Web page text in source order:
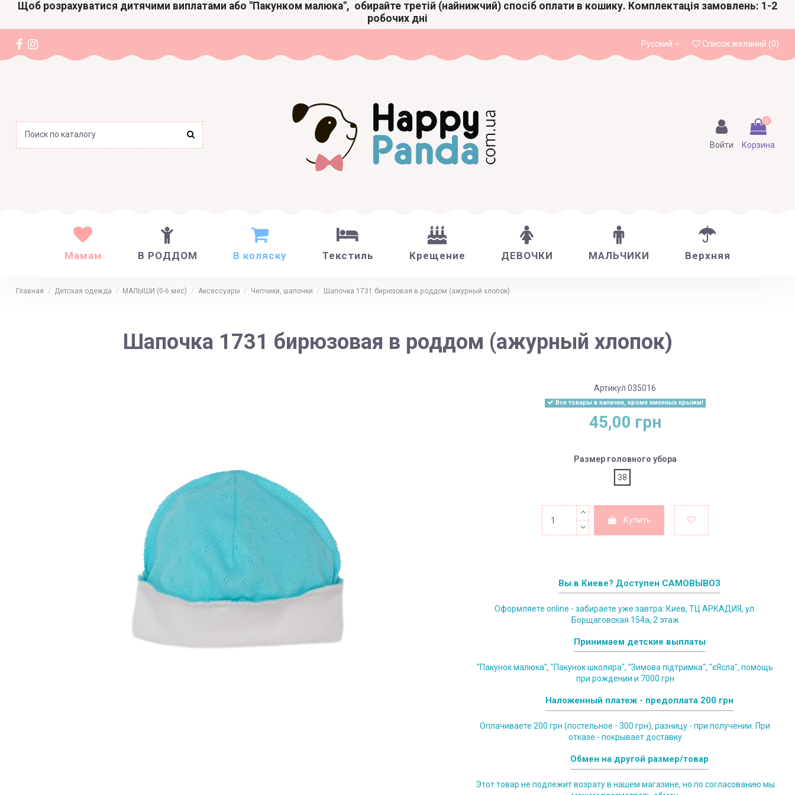
Щоб розрахуватися дитячими виплатами або "Пакунком малюка", обирайте третій (найнижчий) спосіб оплати в кошику. Комплектація замовлень: 1-2
робочих дні
Русский Список желаний (0)
Войти
0
Корзина
Мамам В РОДДОМ В коляску Текстиль Крещение ДЕВОЧКИ МАЛЬЧИКИ Верхняя
Главная Детская одежда МАЛЫШИ (0-6 мес) Аксессуары Чепчики, шапочки Шапочка 1731 бирюзовая в роддом (ажурный хлопок)
Шапочка 1731 бирюзовая в роддом (ажурный хлопок)
Артикул 035016
Все товары в наличии, кроме именных крыжм!
45,00 грн
Размер головного убора
38
Купить
Вы в Киеве? Доступен САМОВЫВОЗ
Оформляете online - забираете уже завтра: Киев, ТЦ АРКАДИЯ, ул.
Борщаговская 154а, 2 этаж
Принимаем детские выплаты
"Пакунок малюка", "Пакунок школяра", "Зимова підтримка", "єЯсла", помощь
при рождении и 7000 грн
Наложенный платеж - предоплата 200 грн
Оплачиваете 200 грн (постельное - 300 грн), разницу - при получении. При
отказе - покрывает доставку
Обмен на другой размер/товар
Этот товар не подлежит возрату в нашем магазине, но по согласованию мы